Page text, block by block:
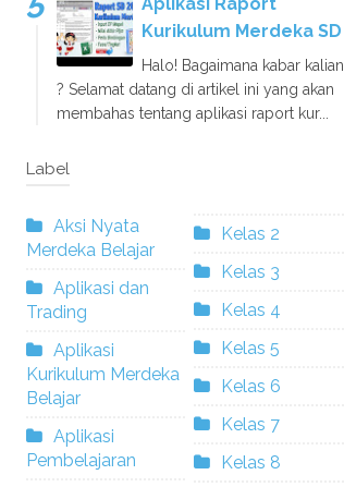
Kurikulum Merdeka SD
Halo! Bagaimana kabar kalian
? Selamat datang di artikel ini yang akan
membahas tentang aplikasi raport kur...
Label
Aksi Nyata
Merdeka Belajar
Aplikasi dan
Trading
Aplikasi
Kurikulum Merdeka
Belajar
Aplikasi
Pembelajaran
Kelas 2
Kelas 3
Kelas 4
Kelas 5
Kelas 6
Kelas 7
Kelas 8